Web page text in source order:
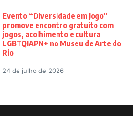
Evento “Diversidade em Jogo”
promove encontro gratuito com
jogos, acolhimento e cultura
LGBTQIAPN+ no Museu de Arte do
Rio
24 de julho de 2026